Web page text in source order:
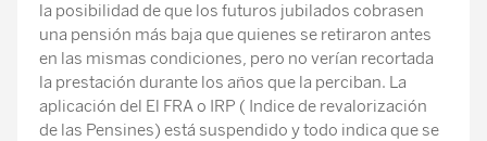
la posibilidad de que los futuros jubilados cobrasen
una pensión más baja que quienes se retiraron antes
en las mismas condiciones, pero no verían recortada
la prestación durante los años que la perciban. La
aplicación del El FRA o IRP ( Indice de revalorización
de las Pensines) está suspendido y todo indica que se